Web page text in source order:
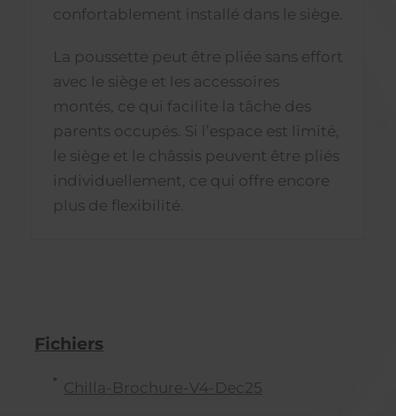
confortablement installé dans le siège.
La poussette peut être pliée sans effort
avec le siège et les accessoires
montés, ce qui facilite la tâche des
parents occupés. Si l’espace est limité,
le siège et le châssis peuvent être pliés
individuellement, ce qui offre encore
plus de flexibilité.
Fichiers
Chilla-Brochure-V4-Dec25